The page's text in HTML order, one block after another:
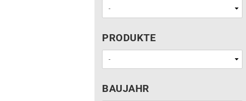
PRODUKTE
PRODUKTE
BAUJAHR
BAUJAHR